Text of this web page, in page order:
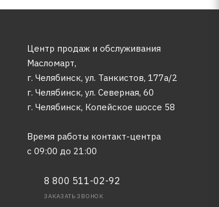
Центр продаж и обслуживания
Масломарт,
г. Челябинск, ул. Танкистов, 177а/2
г. Челябинск, ул. Северная, 60
г. Челябинск, Копейское шоссе 58
Время работы контакт-центра
с 09:00 до 21:00
8 800 511-02-92
ЗАКАЗАТЬ ЗВОНОК